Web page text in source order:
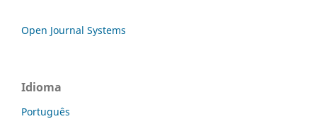
Open Journal Systems
Idioma
Português